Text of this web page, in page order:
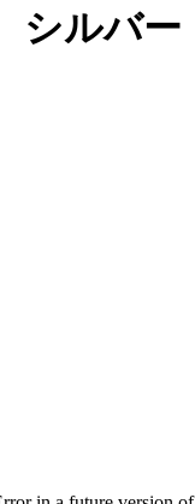
シルバ